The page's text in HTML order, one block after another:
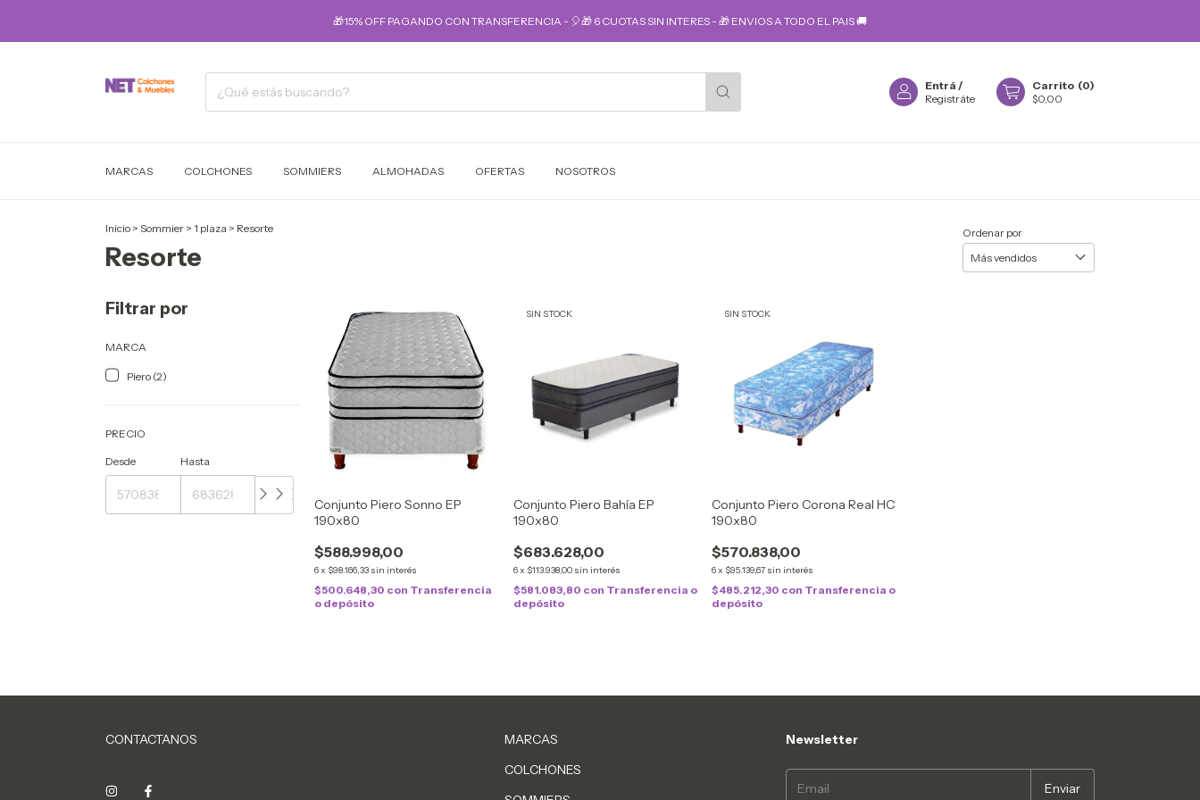
🎁15% OFF PAGANDO CON TRANSFERENCIA - 🎈🎁 6 CUOTAS SIN INTERES - 🎁 ENVIOS A TODO EL PAIS 🚚
Entrá /
Registráte
Carrito (0)
$0,00
MARCAS COLCHONES SOMMIERS ALMOHADAS OFERTAS NOSOTROS
Inicio > Sommier > 1 plaza > Resorte
Resorte
Ordenar por
Filtrar por
MARCA
Piero (2)
PRECIO
Desde Hasta
Conjunto Piero Sonno EP
190x80
$588.998,00
6x $98.166,33 sin interés
$500.648,30 con Transferencia
o depósito
SIN STOCK
Conjunto Piero Bahía EP
190x80
$683.628,00
6x $113.938,00 sin interés
$581.083,80 con Transferencia o
depósito
SIN STOCK
Conjunto Piero Corona Real HC
190x80
$570.838,00
6x $95.139,67 sin interés
$485.212,30 con Transferencia o
depósito
CONTACTANOS
MARCAS
COLCHONES
Newsletter